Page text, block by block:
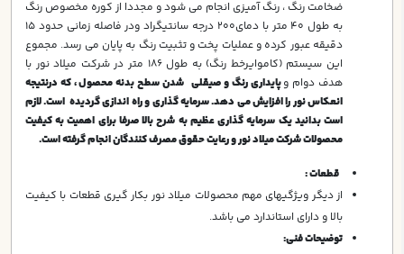
ضخامت رنگ ، رنگ آمیزی انجام می شود و مجددا از کوره مخصوص رنگ
به طول 40 متر با دمای200 درجه سانتیگراد ودر فاصله زمانی حدود 15
دقیقه عبور کرده و عملیات پخت و تثبیت رنگ به پایان می رسد. مجموع
این سیستم (کاموایرخط رنگ) به طول 186 متر در شرکت میلاد نور با
هدف دوام وپايداري رنگ و صیقلی شدن سطح بدنه محصول ، که درنتیجه
انعكاس نور را افزایش می دهد. سرمایه گذاری و راه اندازی گردیده است. لازم
است بدانید یک سرمایه گذاری عظیم به شرح بالا صرفا برای اهمیت به کیفیت
محصولات شرکت میلاد نور و رعایت حقوق مصرف کنندگان انجام گرفته است.
قطعات :
از ديگر ويژگيهاي مهم محصولات ميلاد نور بكار گيري قطعات با كيفيت
بالا و داراي استاندارد مي باشد.
توضیحات فنی: